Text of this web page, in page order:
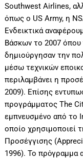
Southwest Airlines,
όπως ο US Army, η
Ενδεικτικά
Βάσκων το 2007
δημιούργησαν την
μέσω τεχνικών
περιλαμβάνει η
2009). Επίσης
προγράμματος The
εμπνευσμένο από το
οποίο χρησιμοποιεί
Προσέγγισης
1996). Το πρὀγραμμα